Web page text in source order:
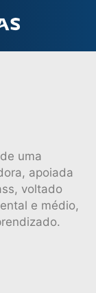
uma
apoiada
voltado
e médio,